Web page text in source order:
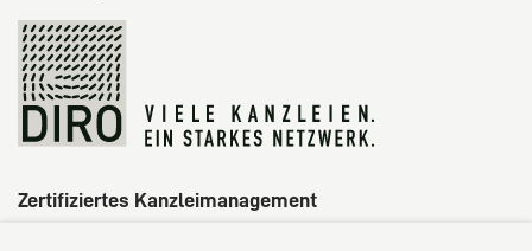
Zertifiziertes Kanzleimanagement